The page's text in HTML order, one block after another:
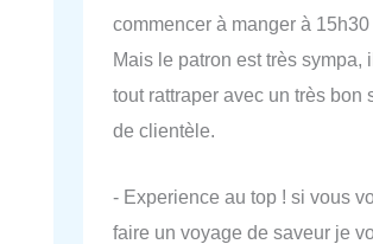
commencer à manger à 15h30
Mais le patron est très sympa,
tout rattraper avec un très bon
de clientèle.
- Experience au top ! si vous
faire un voyage de saveur je